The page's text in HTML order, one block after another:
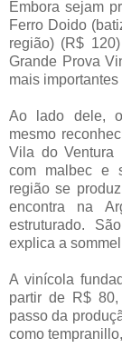
Embora sejam
Ferro Doido
região) (R$
Grande Prova
mais
Ao lado dele,
mesmo
Vila do Ventura
com malbec e
região se
encontra na
estruturado.
explica a
A vinícola
partir de R$
passo da
como